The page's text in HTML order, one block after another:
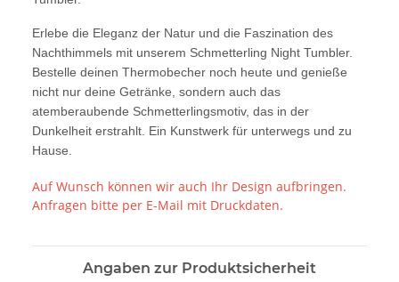
Erlebe die Eleganz der Natur und die Faszination des
Nachthimmels mit unserem Schmetterling Night Tumbler.
Bestelle deinen Thermobecher noch heute und genieße
nicht nur deine Getränke, sondern auch das
atemberaubende Schmetterlingsmotiv, das in der
Dunkelheit erstrahlt. Ein Kunstwerk für unterwegs und zu
Hause.
Auf Wunsch können wir auch Ihr Design aufbringen.
Anfragen bitte per E-Mail mit Druckdaten.
Angaben zur Produktsicherheit